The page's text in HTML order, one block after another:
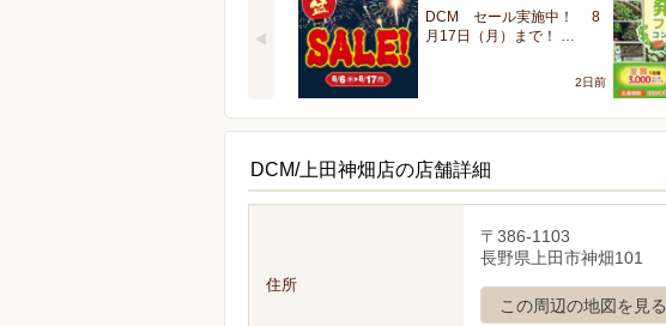
DCM セール実施中！ 8
月17日（月）まで！ …
2日前
DCM/上田神畑店の店舗詳細
住所
〒386-1103
長野県上田市神畑101
この周辺の地図を見る